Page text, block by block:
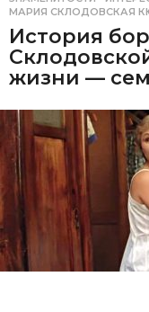
МАРИЯ СКЛОДОВСКАЯ
История
жизни —